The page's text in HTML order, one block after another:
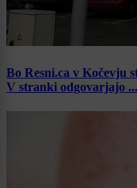
Bo Resni.ca v Kočevju
V stranki odgovarjajo ...